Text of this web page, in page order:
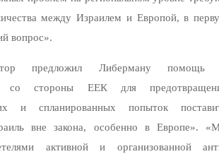
между Израилем и Европой, в
вопрос».
предложил Либерману помощь
со стороны ЕЕК для
и спланированных попыток
вне закона, особенно в Европе».
активной и организованной